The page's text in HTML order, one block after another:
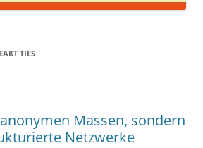
TIES
Massen, sondern
Netzwerke